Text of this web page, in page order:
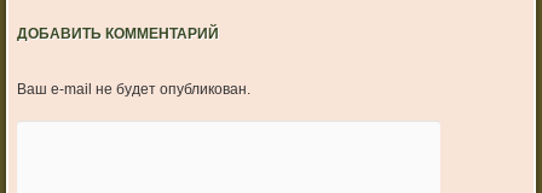
ДОБАВИТЬ КОММЕНТАРИЙ
Ваш e-mail не будет опубликован.